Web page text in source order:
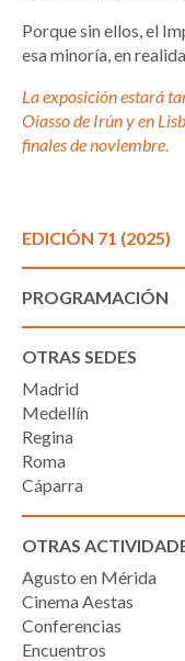
Porque sin ellos, el
esa minoría, en
La exposición estará
Oiasso de Irún y en
finales de noviembre.
EDICIÓN 71 (2025)
PROGRAMACIÓN
OTRAS SEDES
Madrid
Medellín
Regina
Roma
Cáparra
OTRAS
Agusto en Mérida
Cinema Aestas
Conferencias
Encuentros